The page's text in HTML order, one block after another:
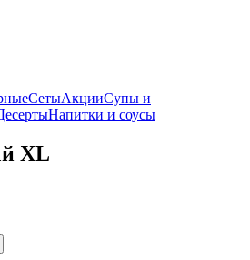
СетыАкцииСупы и
Напитки и соусы
XL